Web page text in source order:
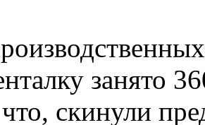
занято
скинули